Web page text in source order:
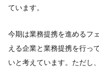
ています。
今期は業務提携を進めるフ
える企業と業務提携を行っ
いと考えています。ただし